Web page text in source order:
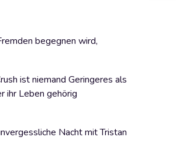
begegnen wird,
ist niemand Geringeres als
ihr Leben gehörig
Nacht mit Tristan